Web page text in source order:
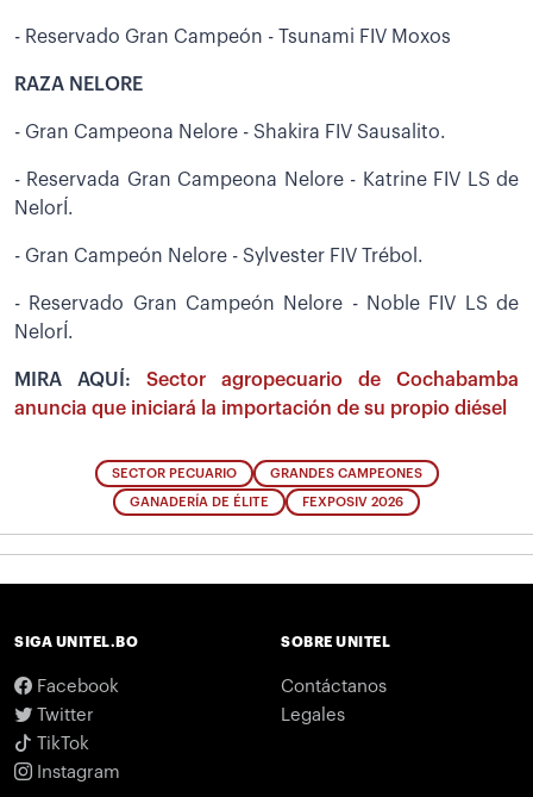
- Reservado Gran Campeón - Tsunami FIV Moxos
RAZA NELORE
- Gran Campeona Nelore - Shakira FIV Sausalito.
- Reservada Gran Campeona Nelore - Katrine FIV LS de
NelorÍ.
- Gran Campeón Nelore - Sylvester FIV Trébol.
- Reservado Gran Campeón Nelore - Noble FIV LS de
NelorÍ.
MIRA AQUÍ: Sector agropecuario de Cochabamba
anuncia que iniciará la importación de su propio diésel
SECTOR PECUARIO GRANDES CAMPEONES
GANADERÍA DE ÉLITE FEXPOSIV 2026
SIGA UNITEL.BO
Facebook
Twitter
TikTok
Instagram
SOBRE UNITEL
Contáctanos
Legales